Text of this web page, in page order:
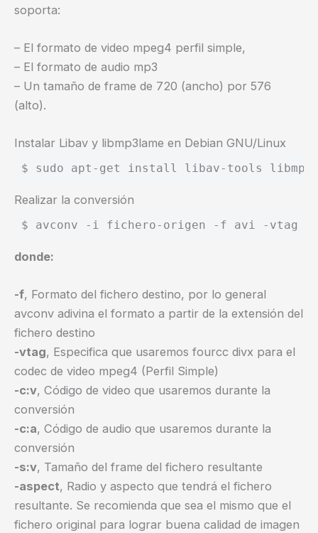
soporta:
– El formato de video mpeg4 perfil simple,
– El formato de audio mp3
– Un tamaño de frame de 720 (ancho) por 576
(alto).
Instalar Libav y libmp3lame en Debian GNU/Linux
Realizar la conversión
donde:
-f, Formato del fichero destino, por lo general
avconv adivina el formato a partir de la extensión del
fichero destino
-vtag, Especifica que usaremos fourcc divx para el
codec de video mpeg4 (Perfil Simple)
-c:v, Código de video que usaremos durante la
conversión
-c:a, Código de audio que usaremos durante la
conversión
-s:v, Tamaño del frame del fichero resultante
-aspect, Radio y aspecto que tendrá el fichero
resultante. Se recomienda que sea el mismo que el
fichero original para lograr buena calidad de imagen